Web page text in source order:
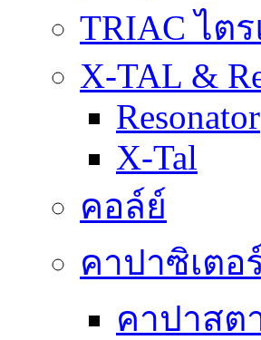
TRIAC ไต
X-TAL &
Resonator
X-Tal
คอล์ย์
คาปาซิเตอ
คาปาสต